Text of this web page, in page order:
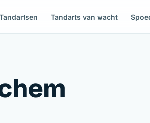
Tandartsen Tandarts van wacht